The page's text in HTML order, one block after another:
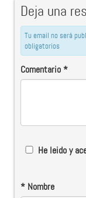
Deja una
Tu email no será
obligatorios
Comentario*
He leido y
* Nombre